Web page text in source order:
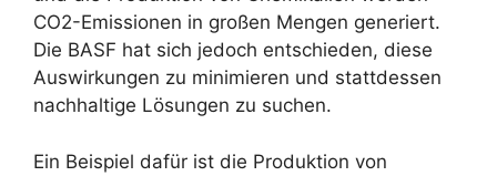
CO2-Emissionen in großen Mengen generiert.
Die BASF hat sich jedoch entschieden, diese
Auswirkungen zu minimieren und stattdessen
nachhaltige Lösungen zu suchen.
Ein Beispiel dafür ist die Produktion von